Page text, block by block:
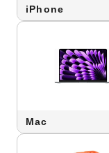
iPhone
Mac